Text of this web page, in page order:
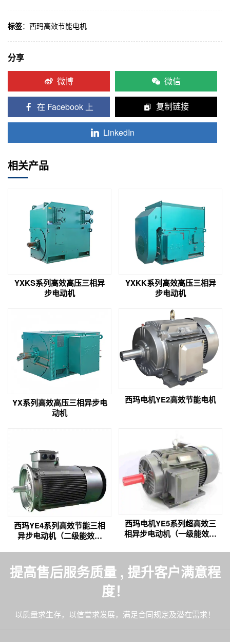
标签： 西玛高效节能电机
分享
微博
微信
在 Facebook 上 复制链接
LinkedIn
相关产品
YXKS系列高效高压三相异
步电动机
YXKK系列高效高压三相异
步电动机
YX系列高效高压三相异步电
动机
西玛电机YE2高效节能电机
西玛YE4系列高效节能三相
异步电动机（二级能效电
西玛电机YE5系列超高效三
相异步电动机（一级能效电
提高售后服务质量 , 提升客户满意程
度！
以质量求生存，以信誉求发展，满足合同规定及潜在需求！